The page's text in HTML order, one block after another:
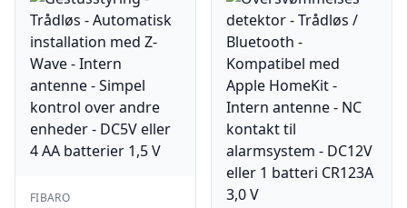
FIBARO